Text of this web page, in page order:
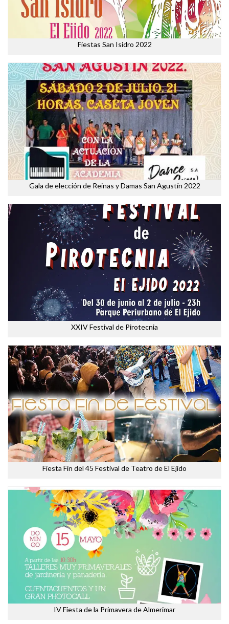
Fiestas San Isidro 2022
Gala de elección de Reinas y Damas San Agustín 2022
XXIV Festival de Pirotecnia
Fiesta Fin del 45 Festival de Teatro de El Ejido
IV Fiesta de la Primavera de Almerimar